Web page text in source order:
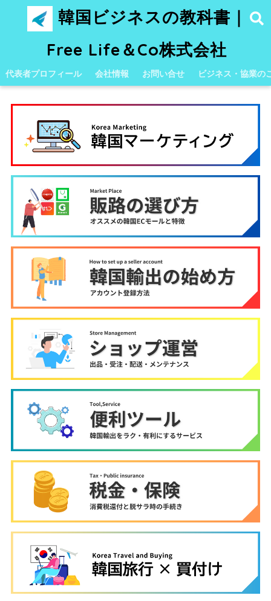
韓国ビジネスの教科書｜
Free Life＆Co株式会社
代表者プロフィール 会社情報 お問い合せ ビジネス・協業の